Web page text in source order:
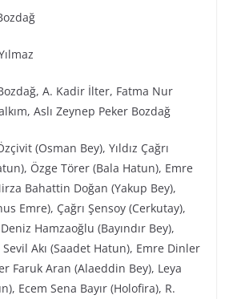
A. Kadir İlter, Fatma Nur
Aslı Zeynep Peker Bozdağ
(Osman Bey), Yıldız Çağrı
Özge Törer (Bala Hatun), Emre
Bahattin Doğan (Yakup Bey),
Emre), Çağrı Şensoy (Cerkutay),
Hamzaoğlu (Bayındır Bey),
Akı (Saadet Hatun), Emre Dinler
Faruk Aran (Alaeddin Bey), Leya
Ecem Sena Bayır (Holofira), R.